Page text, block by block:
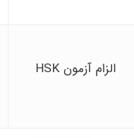
الزام آزمون HSK